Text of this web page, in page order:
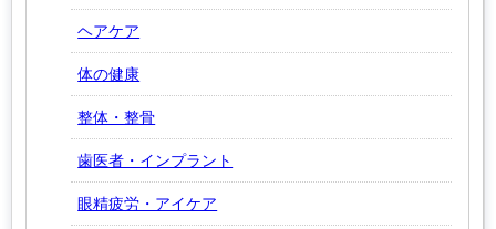
ヘアケア
体の健康
整体・整骨
歯医者・インプラント
眼精疲労・アイケア